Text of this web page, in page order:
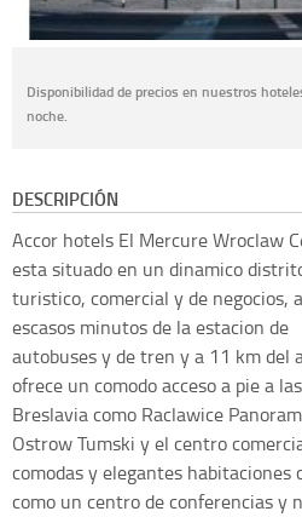
Disponibilidad de precios en nuestros
noche.
DESCRIPCIÓN
Accor hotels El Mercure Wroclaw
esta situado en un dinamico
turistico, comercial y de negocios, a
escasos minutos de la estacion de
autobuses y de tren y a 11 km del
ofrece un comodo acceso a pie a
Breslavia como Raclawice
Ostrow Tumski y el centro
comodas y elegantes habitaciones
como un centro de conferencias y